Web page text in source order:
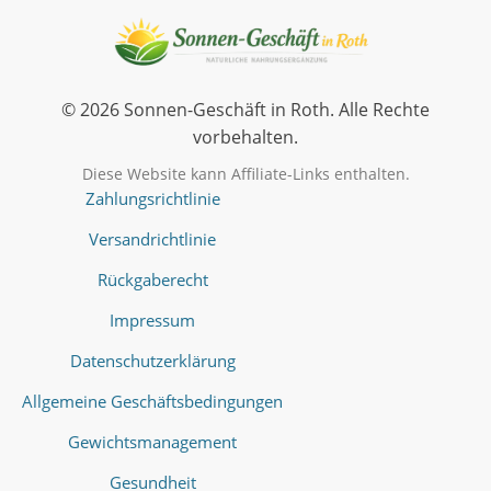
© 2026 Sonnen-Geschäft in Roth. Alle Rechte
vorbehalten.
Diese Website kann Affiliate-Links enthalten.
Zahlungsrichtlinie
Versandrichtlinie
Rückgaberecht
Impressum
Datenschutzerklärung
Allgemeine Geschäftsbedingungen
Gewichtsmanagement
Gesundheit